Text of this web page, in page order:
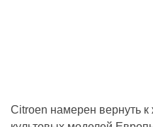
Citroen намерен вернуть